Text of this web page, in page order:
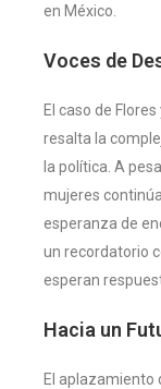
en México.
Voces de
El caso de
resalta la
la política. A
mujeres
esperanza de
un recordatorio
esperan
Hacia un
El aplazamiento